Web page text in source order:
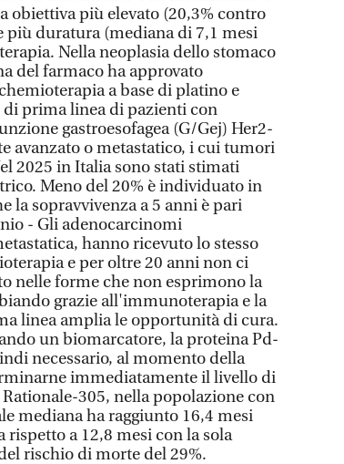
obiettiva più elevato (20,3% contro
più duratura (mediana di 7,1 mesi
Nella neoplasia dello stomaco
del farmaco ha approvato
a base di platino e
prima linea di pazienti con
gastroesofagea (G/Gej) Her2-
avanzato o metastatico, i cui tumori
2025 in Italia sono stati stimati
Meno del 20% è individuato in
la sopravvivenza a 5 anni è pari
- Gli adenocarcinomi
hanno ricevuto lo stesso
e per oltre 20 anni non ci
nelle forme che non esprimono la
grazie all'immunoterapia e la
linea amplia le opportunità di cura.
un biomarcatore, la proteina Pd-
necessario, al momento della
immediatamente il livello di
305, nella popolazione con
mediana ha raggiunto 16,4 mesi
a 12,8 mesi con la sola
rischio di morte del 29%.